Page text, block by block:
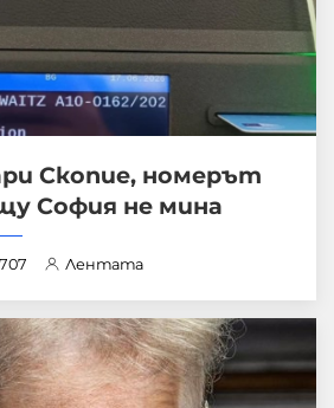
Скопие, номерът
София не мина
707 Лентата